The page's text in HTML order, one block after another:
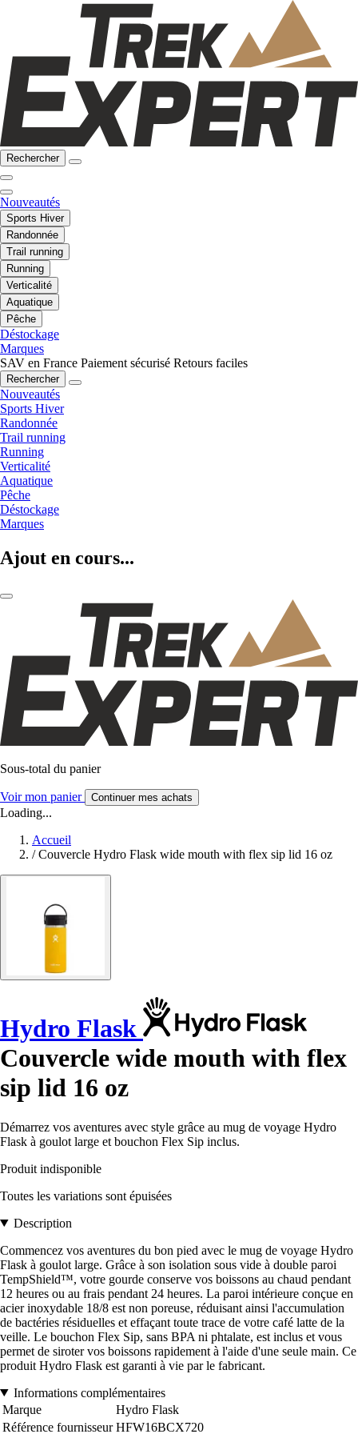
Rechercher
Nouveautés
Sports Hiver
Randonnée
Trail running
Running
Verticalité
Aquatique
Pêche
Déstockage
Marques
SAV en France Paiement sécurisé Retours faciles
Rechercher
Nouveautés
Sports Hiver
Randonnée
Trail running
Running
Verticalité
Aquatique
Pêche
Déstockage
Marques
Ajout en cours...
Sous-total du panier
Voir mon panier Continuer mes achats
Loading...
Accueil
/ Couvercle Hydro Flask wide mouth with flex sip lid 16 oz
Hydro Flask
Couvercle wide mouth with flex
sip lid 16 oz
Démarrez vos aventures avec style grâce au mug de voyage Hydro
Flask à goulot large et bouchon Flex Sip inclus.
Produit indisponible
Toutes les variations sont épuisées
Description
Commencez vos aventures du bon pied avec le mug de voyage Hydro
Flask à goulot large. Grâce à son isolation sous vide à double paroi
TempShield™, votre gourde conserve vos boissons au chaud pendant
12 heures ou au frais pendant 24 heures. La paroi intérieure conçue en
acier inoxydable 18/8 est non poreuse, réduisant ainsi l'accumulation
de bactéries résiduelles et effaçant toute trace de votre café latte de la
veille. Le bouchon Flex Sip, sans BPA ni phtalate, est inclus et vous
permet de siroter vos boissons rapidement à l'aide d'une seule main. Ce
produit Hydro Flask est garanti à vie par le fabricant.
Informations complémentaires
Marque
Hydro Flask
Référence fournisseur HFW16BCX720